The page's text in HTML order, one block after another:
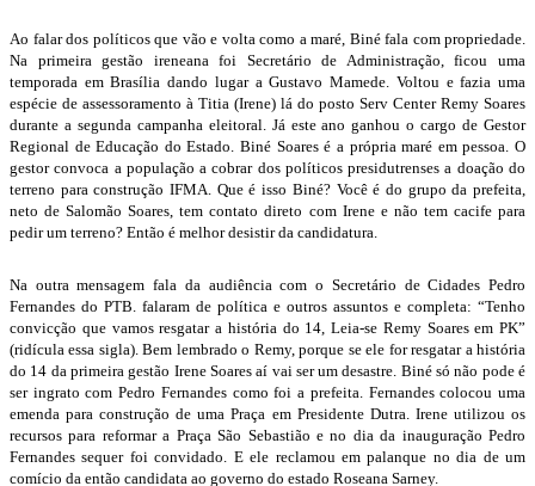
Ao falar dos políticos que vão e volta como a maré, Biné fala com propriedade.
Na primeira gestão ireneana foi Secretário de Administração, ficou uma
temporada em Brasília dando lugar a Gustavo Mamede. Voltou e fazia uma
espécie de assessoramento à Titia (Irene) lá do posto Serv Center Remy Soares
durante a segunda campanha eleitoral. Já este ano ganhou o cargo de Gestor
Regional de Educação do Estado. Biné Soares é a própria maré em pessoa. O
gestor convoca a população a cobrar dos políticos presidutrenses a doação do
terreno para construção IFMA. Que é isso Biné? Você é do grupo da prefeita,
neto de Salomão Soares, tem contato direto com Irene e não tem cacife para
pedir um terreno? Então é melhor desistir da candidatura.
Na outra mensagem fala da audiência com o Secretário de Cidades Pedro
Fernandes do PTB. falaram de política e outros assuntos e completa: “Tenho
convicção que vamos resgatar a história do 14, Leia-se Remy Soares em PK”
(ridícula essa sigla). Bem lembrado o Remy, porque se ele for resgatar a história
do 14 da primeira gestão Irene Soares aí vai ser um desastre. Biné só não pode é
ser ingrato com Pedro Fernandes como foi a prefeita. Fernandes colocou uma
emenda para construção de uma Praça em Presidente Dutra. Irene utilizou os
recursos para reformar a Praça São Sebastião e no dia da inauguração Pedro
Fernandes sequer foi convidado. E ele reclamou em palanque no dia de um
comício da então candidata ao governo do estado Roseana Sarney.